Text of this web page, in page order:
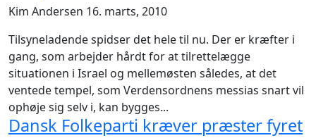
Kim Andersen 16. marts, 2010
Tilsyneladende spidser det hele til nu. Der er kræfter i
gang, som arbejder hårdt for at tilrettelægge
situationen i Israel og mellemøsten således, at det
ventede tempel, som Verdensordnens messias snart vil
ophøje sig selv i, kan bygges...
Dansk Folkeparti kræver præster fyret